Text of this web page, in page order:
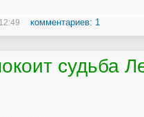
комментариев: 1
судьба